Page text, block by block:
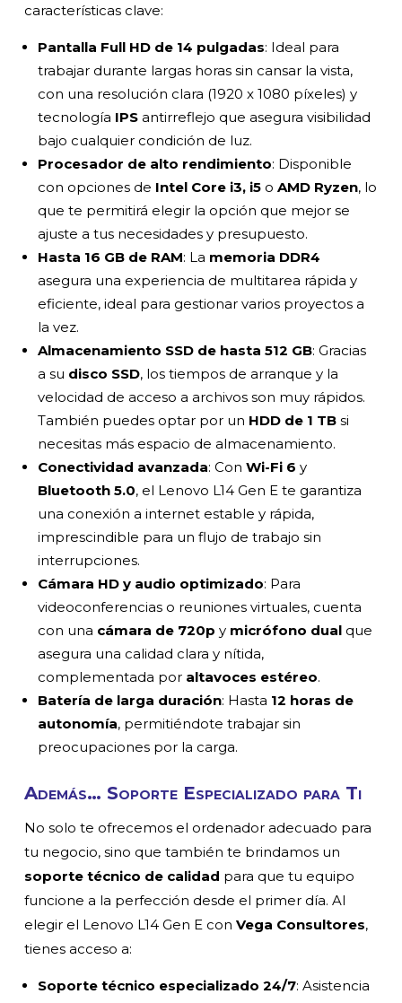
características clave:
Pantalla Full HD de 14 pulgadas: Ideal para
trabajar durante largas horas sin cansar la vista,
con una resolución clara (1920 x 1080 píxeles) y
tecnología IPS antirreflejo que asegura visibilidad
bajo cualquier condición de luz.
Procesador de alto rendimiento: Disponible
con opciones de Intel Core i3, i5 oAMD Ryzen, lo
que te permitirá elegir la opción que mejor se
ajuste a tus necesidades y presupuesto.
Hasta 16 GB de RAM: La memoria DDR4
asegura una experiencia de multitarea rápida y
eficiente, ideal para gestionar varios proyectos a
la vez.
Almacenamiento SSD de hasta 512 GB: Gracias
a su disco SSD, los tiempos de arranque y la
velocidad de acceso a archivos son muy rápidos.
También puedes optar por un HDD de 1 TB si
necesitas más espacio de almacenamiento.
Conectividad avanzada: ConWi-Fi 6 y
Bluetooth 5.0, el Lenovo L14 Gen E te garantiza
una conexión a internet estable y rápida,
imprescindible para un flujo de trabajo sin
interrupciones.
Cámara HD y audio optimizado: Para
videoconferencias o reuniones virtuales, cuenta
con una cámara de 720p y micrófono dual que
asegura una calidad clara y nítida,
complementada por altavoces estéreo.
Batería de larga duración: Hasta 12 horas de
autonomía, permitiéndote trabajar sin
preocupaciones por la carga.
Además… Soporte Especializado para Ti
No solo te ofrecemos el ordenador adecuado para
tu negocio, sino que también te brindamos un
soporte técnico de calidad para que tu equipo
funcione a la perfección desde el primer día. Al
elegir el Lenovo L14 Gen E conVega Consultores,
tienes acceso a:
Soporte técnico especializado 24/7: Asistencia